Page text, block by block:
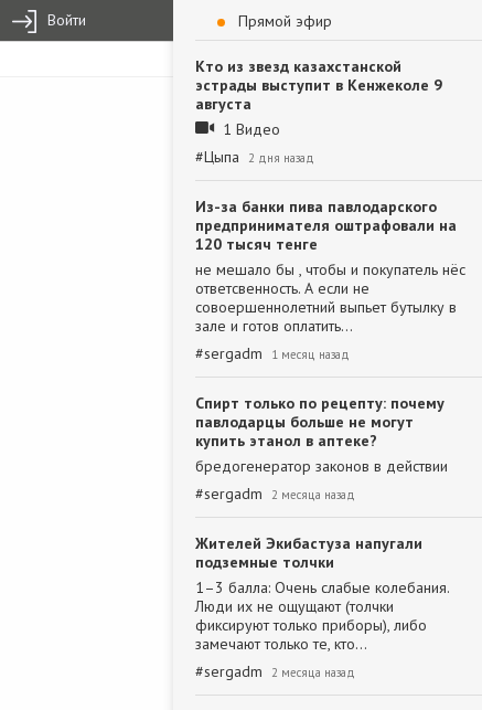
Войти Прямой эфир
Кто из звезд казахстанской
эстрады выступит в Кенжеколе 9
августа
1 Видео
#Цыпа 2 дня назад
Из-за банки пива павлодарского
предпринимателя оштрафовали на
120 тысяч тенге
не мешало бы , чтобы и покупатель нёс
ответсвенность. А если не
совоершеннолетний выпьет бутылку в
зале и готов оплатить…
#sergadm 1 месяц назад
Спирт только по рецепту: почему
павлодарцы больше не могут
купить этанол в аптеке?
бредогенератор законов в действии
#sergadm 2 месяца назад
Жителей Экибастуза напугали
подземные толчки
1–3 балла: Очень слабые колебания.
Люди их не ощущают (толчки
фиксируют только приборы), либо
замечают только те, кто…
#sergadm 2 месяца назад